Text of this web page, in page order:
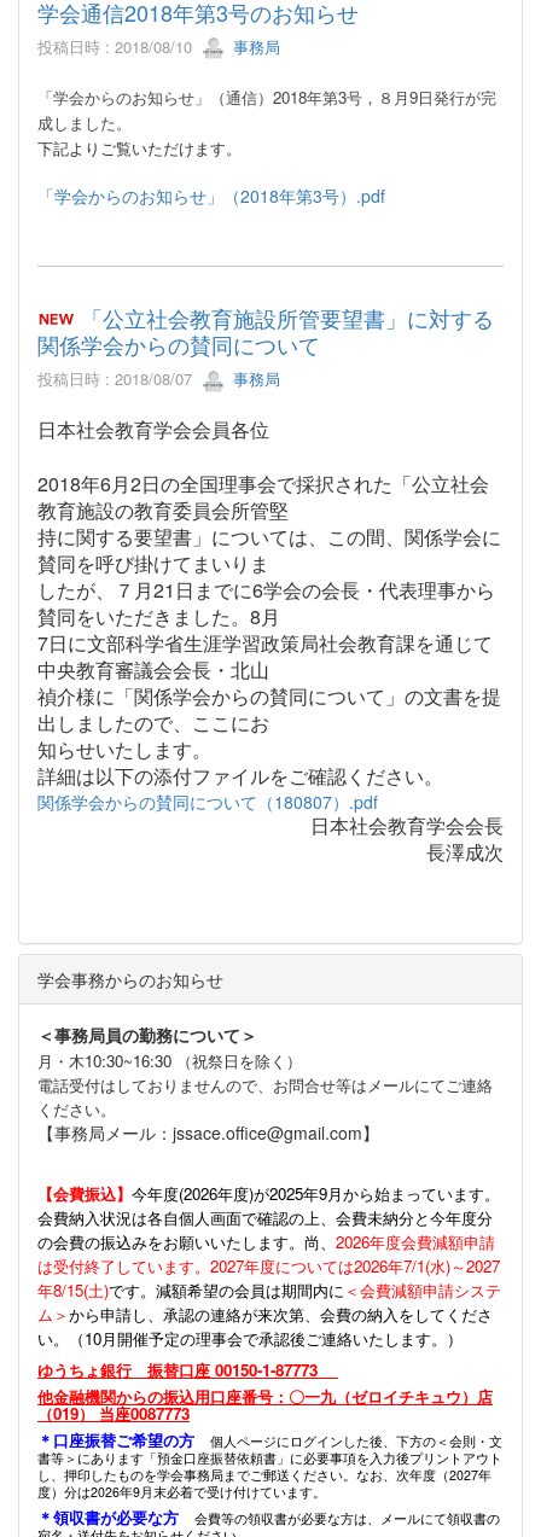
学会通信2018年第3号のお知らせ
投稿日時 : 2018/08/10 事務局
「学会からのお知らせ」（通信） 2018年第3号，８月9日発行が完
成しました。
下記よりご覧いただけます。
「学会からのお知らせ」（2018年第3号）.pdf
「公立社会教育施設所管要望書」に対する
関係学会からの賛同について
投稿日時 : 2018/08/07 事務局
日本社会教育学会会員各位
2018年6月2日の全国理事会で採択された「公立社会
教育施設の教育委員会所管堅
持に関する要望書」については、この間、関係学会に
賛同を呼び掛けてまいりま
したが、７月21日までに6学会の会長・代表理事から
賛同をいただきました。8月
7日に文部科学省生涯学習政策局社会教育課を通じて
中央教育審議会会長・北山
禎介様に「関係学会からの賛同について」の文書を提
出しましたので、ここにお
知らせいたします。
詳細は以下の添付ファイルをご確認ください。
関係学会からの賛同について（180807）.pdf
日本社会教育学会会長
長澤成次
学会事務からのお知らせ
＜事務局員の勤務について＞
月・木10:30~16:30 （祝祭日を除く）
電話受付はしておりませんので、お問合せ等はメールにてご連絡
ください。
【事務局メール：jssace.office@gmail.com】
【会費振込】 今年度(2026年度)が2025年9月から始まっています。
会費納入状況は各自個人画面で確認の上、会費未納分と今年度分
の会費の振込みをお願いいたします。尚、 2026年度会費減額申請
は受付終了しています。2027年度については2026年7/1(水)～2027
年8/15(土)です。減額希望の会員は期間内に ＜会費減額申請システ
ム＞から申請し、承認の連絡が来次第、会費の納入をしてくださ
い。（10月開催予定の理事会で承認後ご連絡いたします。）
ゆうちょ銀行 振替口座 00150-1-87773
他金融機関からの振込用口座番号：〇一九（ゼロイチキュウ）店
（019） 当座0087773
＊口座振替ご希望の方
個人ページにログインした後、下方の＜会則・文
書等＞にあります「預金口座振替依頼書」に必要事項を入力後プリントアウト
し、押印したものを学会事務局までご郵送ください。なお、次年度（2027年
度）分は2026年9月末必着で受け付けています。
＊領収書が必要な方
会費等の領収書が必要な方は、メールにて領収書の